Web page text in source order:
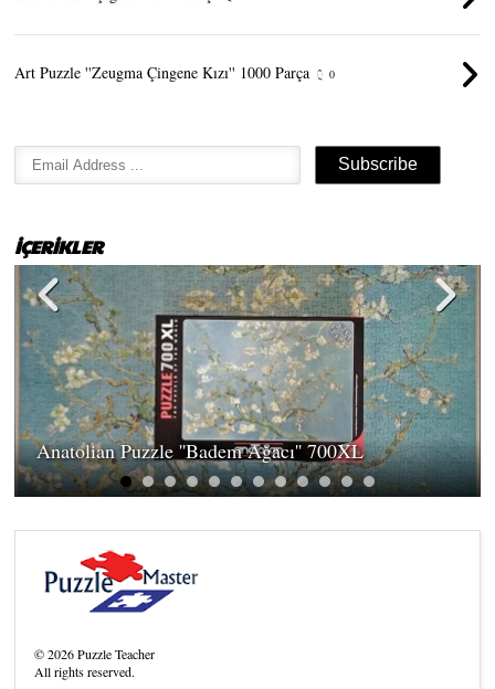
Art Puzzle ''Zeugma Çingene Kızı'' 1000 Parça 0
İÇERİKLER
Anatolian Puzzle ''Badem Ağacı'' 700XL
©2026Puzzle Teacher
All rights reserved.